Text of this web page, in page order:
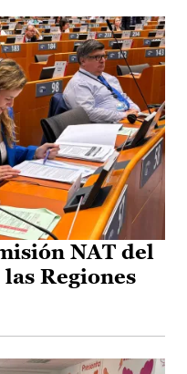
NAT del
Regiones